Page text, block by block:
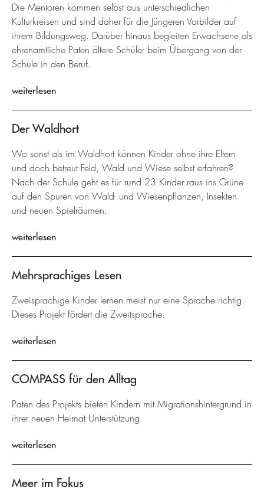
Die Mentoren kommen selbst aus unterschiedlichen
Kulturkreisen und sind daher für die Jüngeren Vorbilder auf
ihrem Bildungsweg. Darüber hinaus begleiten Erwachsene als
ehrenamtliche Paten ältere Schüler beim Übergang von der
Schule in den Beruf.
weiterlesen
Der Waldhort
Wo sonst als im Waldhort können Kinder ohne ihre Eltern
und doch betreut Feld, Wald und Wiese selbst erfahren?
Nach der Schule geht es für rund 23 Kinder raus ins Grüne
auf den Spuren von Wald- und Wiesenpflanzen, Insekten
und neuen Spielräumen.
weiterlesen
Mehrsprachiges Lesen
Zweisprachige Kinder lernen meist nur eine Sprache richtig.
Dieses Projekt fördert die Zweitsprache.
weiterlesen
COMPASS für den Alltag
Paten des Projekts bieten Kindern mit Migrationshintergrund in
ihrer neuen Heimat Unterstützung.
weiterlesen
Meer im Fokus